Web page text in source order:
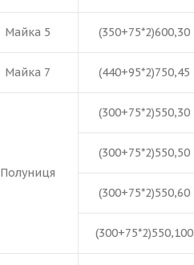
Майка 5 (350+75*2)600,30
Майка 7 (440+95*2)750,45
Полуниця
(300+75*2)550,30
(300+75*2)550,50
(300+75*2)550,60
(300+75*2)550,100